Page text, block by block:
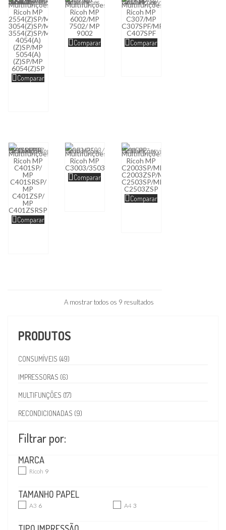
Multifunções
Ricoh MP
2554(Z)SP/MP
3054(Z)SP/MP
3554(Z)SP/MP
4054(A)
(Z)SP/MP
5054(A)
(Z)SP/MP
6054(Z)SP
Comparar
Multifunções
Ricoh MP
6002/MP
7502/ MP
9002
Comparar
Multifunções
Ricoh MP
C307/MP
C307SPF/MP
C407SPF
Comparar
Multifunções
Ricoh MP
C401SP/
MP
C401SRSP/
MP
C401ZSP/
MP
C401ZSRSP
Comparar
Multifunções
Ricoh MP
C3003/3503/4503/5503/6003
Comparar
Multifunções
Ricoh MP
C2003SP/MP
C2003ZSP/MP
C2503SP/MP
C2503ZSP
Comparar
A mostrar todos os 9 resultados
PRODUTOS
CONSUMÍVEIS (49)
IMPRESSORAS (6)
MULTIFUNÇÕES (17)
RECONDICIONADAS (9)
Filtrar por:
MARCA
Ricoh 9
TAMANHO PAPEL
A3 6 A4 3